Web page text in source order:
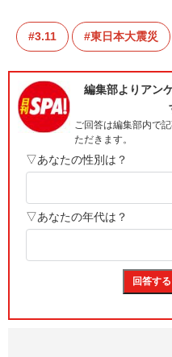
3.11 東日本大震災